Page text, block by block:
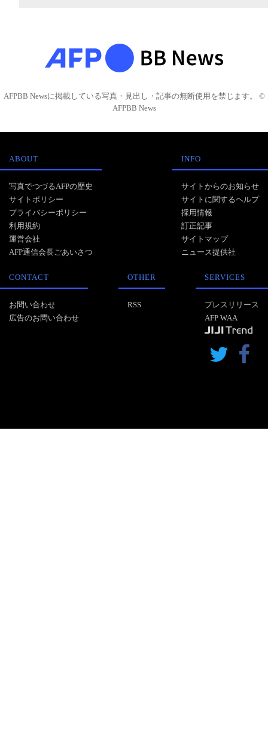
AFPBB Newsに掲載している写真・見出し・記事の無断使用を禁じます。 ©
AFPBB News
ABOUT
写真でつづるAFPの歴史
サイトポリシー
プライバシーポリシー
利用規約
運営会社
AFP通信会長ごあいさつ
INFO
サイトからのお知らせ
サイトに関するヘルプ
採用情報
訂正記事
サイトマップ
ニュース提供社
CONTACT
お問い合わせ
広告のお問い合わせ
OTHER
RSS
SERVICES
プレスリリース
AFP WAA